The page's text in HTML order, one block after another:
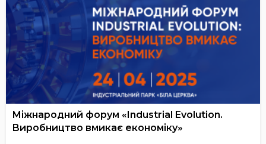
Міжнародний форум «Industrial Evolution.
Виробництво вмикає економіку»